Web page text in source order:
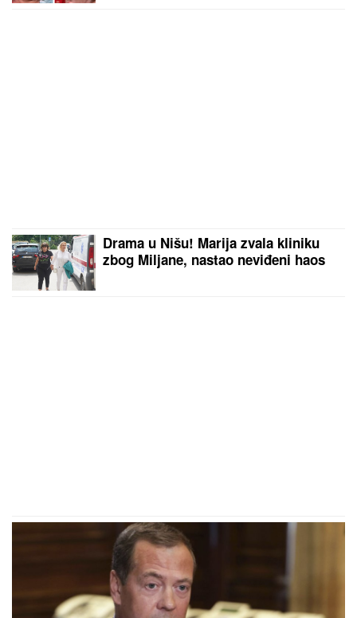
Drama u Nišu! Marija zvala kliniku
zbog Miljane, nastao neviđeni haos